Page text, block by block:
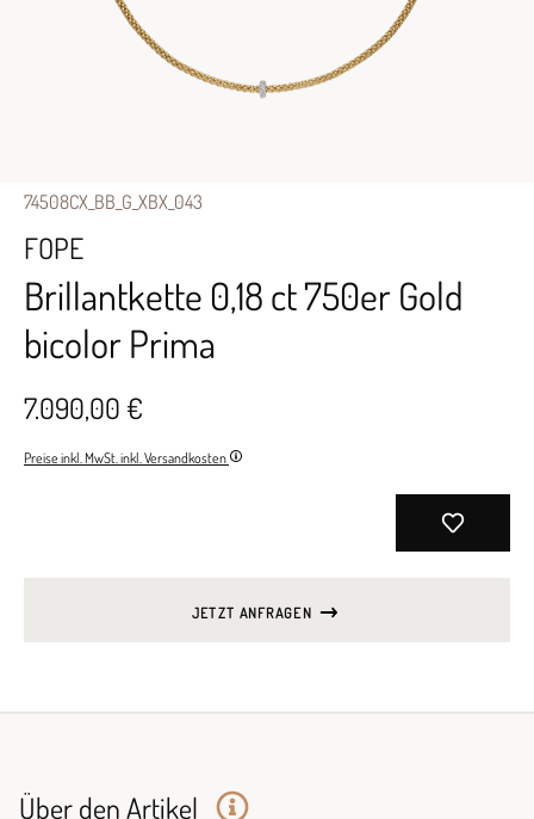
74508CX_BB_G_XBX_043
FOPE
Brillantkette 0,18 ct 750er Gold
bicolor Prima
7.090,00 €
Preise inkl. MwSt. inkl. Versandkosten
JETZT ANFRAGEN
Über den Artikel